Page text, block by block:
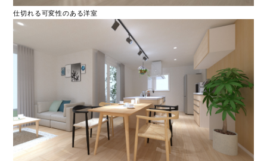
仕切れる可変性のある洋室